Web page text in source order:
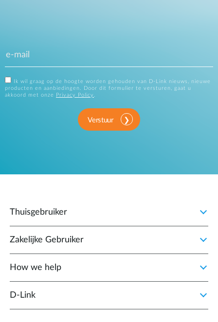
Ik wil graag op de hoogte worden gehouden van D-Link nieuws, nieuwe
producten en aanbiedingen. Door dit formulier te versturen, gaat u
akkoord met onze
Privacy Policy .
Verstuur
Thuisgebruiker
Zakelijke Gebruiker
How we help
D‑Link